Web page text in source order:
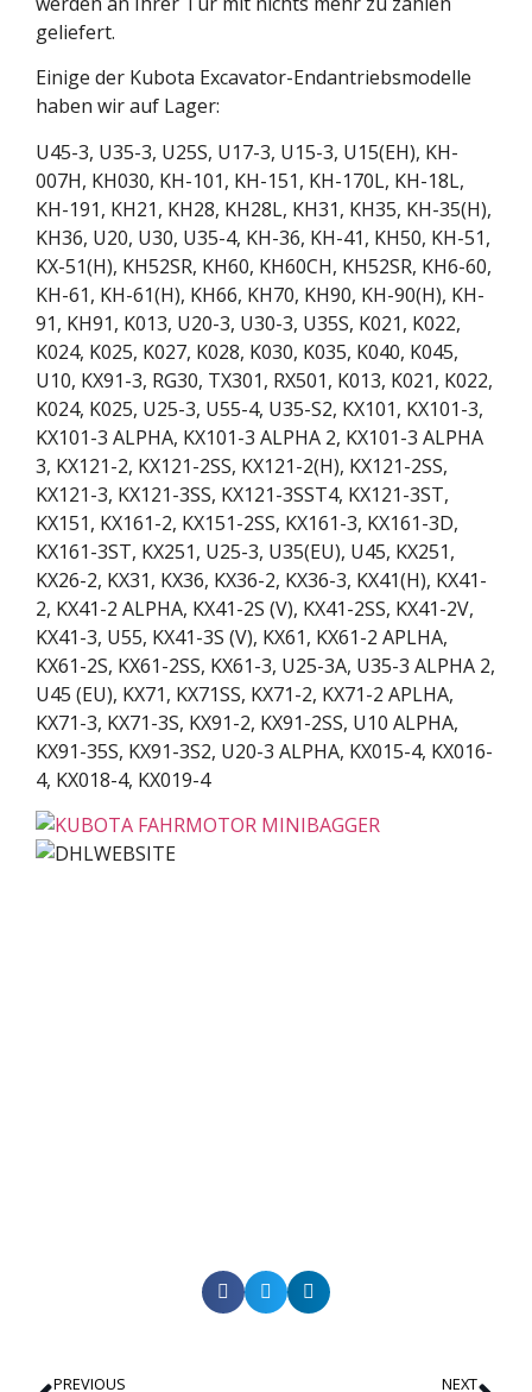
geliefert.
Einige der Kubota Excavator-Endantriebsmodelle
haben wir auf Lager:
U45-3, U35-3, U25S, U17-3, U15-3, U15(EH), KH-
007H, KH030, KH-101, KH-151, KH-170L, KH-18L,
KH-191, KH21, KH28, KH28L, KH31, KH35, KH-35(H),
KH36, U20, U30, U35-4, KH-36, KH-41, KH50, KH-51,
KX-51(H), KH52SR, KH60, KH60CH, KH52SR, KH6-60,
KH-61, KH-61(H), KH66, KH70, KH90, KH-90(H), KH-
91, KH91, K013, U20-3, U30-3, U35S, K021, K022,
K024, K025, K027, K028, K030, K035, K040, K045,
U10, KX91-3, RG30, TX301, RX501, K013, K021, K022,
K024, K025, U25-3, U55-4, U35-S2, KX101, KX101-3,
KX101-3 ALPHA, KX101-3 ALPHA 2, KX101-3 ALPHA
3, KX121-2, KX121-2SS, KX121-2(H), KX121-2SS,
KX121-3, KX121-3SS, KX121-3SST4, KX121-3ST,
KX151, KX161-2, KX151-2SS, KX161-3, KX161-3D,
KX161-3ST, KX251, U25-3, U35(EU), U45, KX251,
KX26-2, KX31, KX36, KX36-2, KX36-3, KX41(H), KX41-
2, KX41-2 ALPHA, KX41-2S (V), KX41-2SS, KX41-2V,
KX41-3, U55, KX41-3S (V), KX61, KX61-2 APLHA,
KX61-2S, KX61-2SS, KX61-3, U25-3A, U35-3 ALPHA 2,
U45 (EU), KX71, KX71SS, KX71-2, KX71-2 APLHA,
KX71-3, KX71-3S, KX91-2, KX91-2SS, U10 ALPHA,
KX91-35S, KX91-3S2, U20-3 ALPHA, KX015-4, KX016-
4, KX018-4, KX019-4
PREVIOUS NEXT